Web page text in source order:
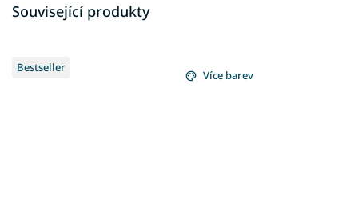
Související produkty
Bestseller
Více barev